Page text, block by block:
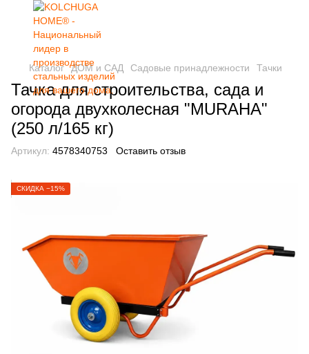
Каталог ДОМ и САД Садовые принадлежности Тачки
Тачка для строительства, сада и
огорода двухколесная "MURAHA"
(250 л/165 кг)
Артикул: 4578340753 Оставить отзыв
СКИДКА −15%